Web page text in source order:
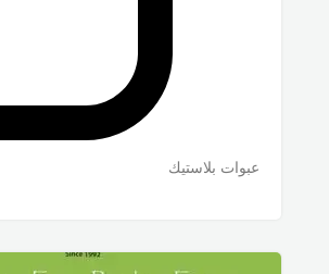
عبوات بلاستيك